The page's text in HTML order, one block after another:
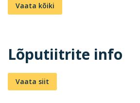
Vaata kõiki
Lõputiitrite info
Vaata siit